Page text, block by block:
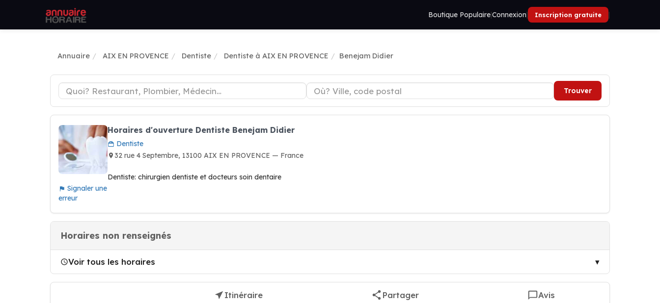
Boutique Populaire|Connexion| Inscription gratuite |
Annuaire AIX EN PROVENCE Dentiste Dentiste à AIX EN PROVENCE Benejam Didier
Trouver
Signaler une
erreur
Horaires d'ouverture Dentiste Benejam Didier
Dentiste
32 rue 4 Septembre, 13100 AIX EN PROVENCE — France
Dentiste: chirurgien dentiste et docteurs soin dentaire
Horaires non renseignés
Voir tous les horaires
Itinéraire Partager Avis